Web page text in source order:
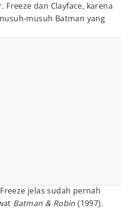
Freeze dan Clayface, karena
musuh Batman yang
jelas sudah pernah
Batman & Robin (1997).